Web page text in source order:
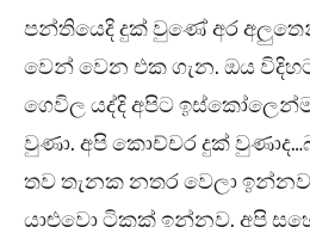
පන්තියෙදි දුක් වුණේ අර
වෙන් වෙන එක ගැන. ඔය
ගෙවිල යද්දි අපිට
වුණා. අපි කොච්චර දුක්
තව තැනක නතර වෙලා
යාළුවො ටිකක් ඉන්නව. අපි